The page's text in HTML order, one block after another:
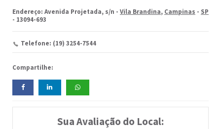
Endereço: Avenida Projetada, s/n - Vila Brandina, Campinas - SP
- 13094-693
Telefone: (19) 3254-7544
Compartilhe:
Sua Avaliação do Local: